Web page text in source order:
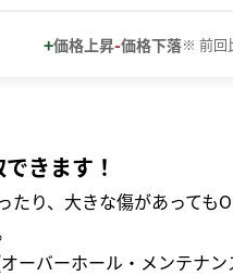
+価格上昇-価格下落※ 前回
きます！
り、大きな傷があっても
ーバーホール・メンテナ